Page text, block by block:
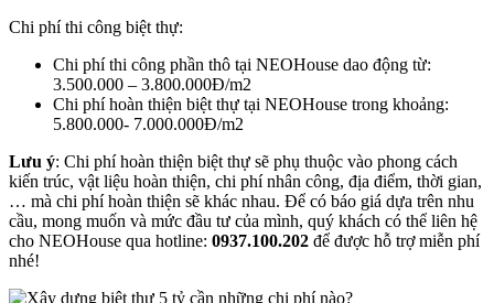
Chi phí thi công biệt thự:
Chi phí thi công phần thô tại NEOHouse dao động từ:
3.500.000 – 3.800.000Đ/m2
Chi phí hoàn thiện biệt thự tại NEOHouse trong khoảng:
5.800.000- 7.000.000Đ/m2
Lưu ý: Chi phí hoàn thiện biệt thự sẽ phụ thuộc vào phong cách
kiến trúc, vật liệu hoàn thiện, chi phí nhân công, địa điểm, thời gian,
… mà chi phí hoàn thiện sẽ khác nhau. Để có báo giá dựa trên nhu
cầu, mong muốn và mức đầu tư của mình, quý khách có thể liên hệ
cho NEOHouse qua hotline: 0937.100.202 để được hỗ trợ miễn phí
nhé!